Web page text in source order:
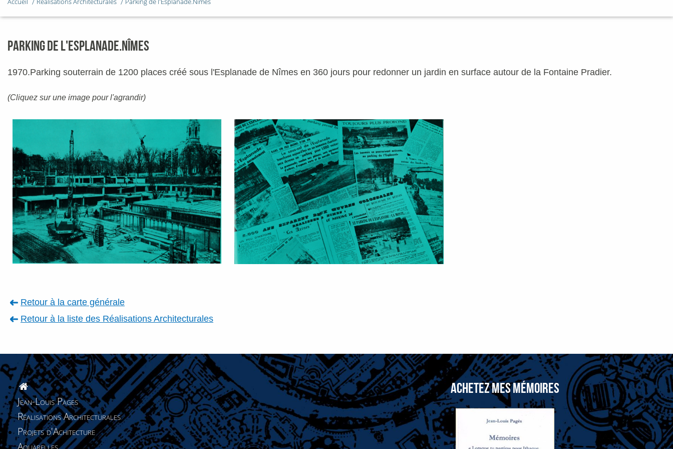
PARKING DE L'ESPLANADE.NÎMES
1970.Parking souterrain de 1200 places créé sous l'Esplanade de Nîmes en 360 jours pour redonner un jardin en surface autour de la Fontaine Pradier.
(Cliquez sur une image pour l'agrandir)
Retour à la carte générale
Retour à la liste des Réalisations Architecturales
Jean-Louis Pages
Réalisations Architecturales
Projets d'Achitecture
ACHETEZ MES MÉMOIRES